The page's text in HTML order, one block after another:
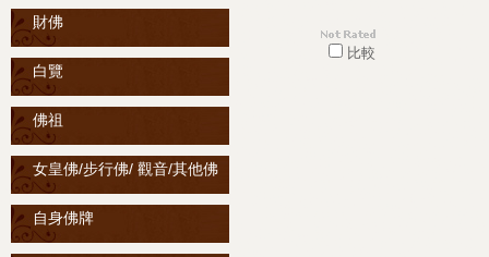
財佛
白覽
佛祖
女皇佛/步行佛/ 觀音/其他佛
自身佛牌
比較